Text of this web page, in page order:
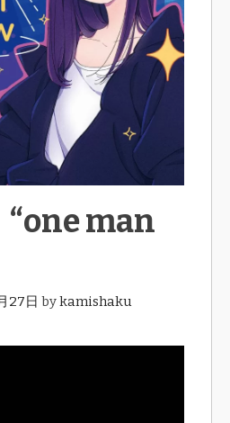
“one man
27日 bykamishaku